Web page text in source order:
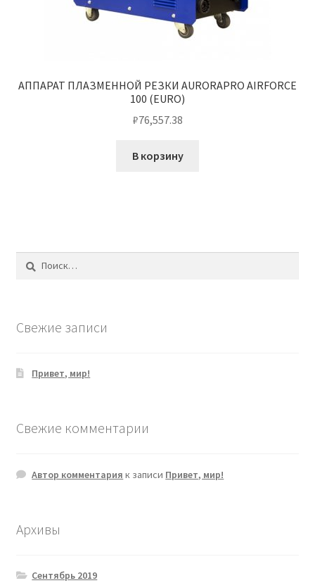
АППАРАТ ПЛАЗМЕННОЙ РЕЗКИ AURORAPRO AIRFORCE
100 (EURO)
₽76,557.38
В корзину
Свежие записи
Привет, мир!
Свежие комментарии
Автор комментария к записи Привет, мир!
Архивы
Сентябрь 2019